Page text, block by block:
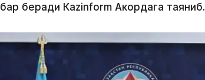
беради Каzinform Акордага таяниб.